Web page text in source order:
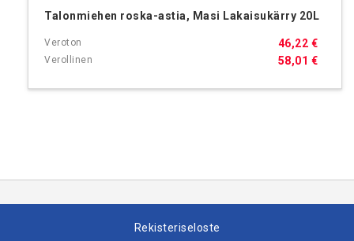
Talonmiehen roska-astia, Masi Lakaisukärry 20L
58,01 €
46,22 €
Rekisteriseloste